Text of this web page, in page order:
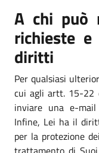
A chi può
richieste
diritti
Per qualsiasi
cui agli artt. 15-22
inviare una e-mail
Infine, Lei ha il
per la protezione